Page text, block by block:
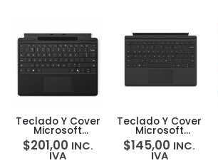
Teclado Y Cover
Microsoft
Surface Pro
Keyboard Cover
Copilot +Pen
$201,00 INC.
IVA
Teclado Y Cover
Microsoft
Surface Pro
Type Cover
$145,00 INC.
IVA